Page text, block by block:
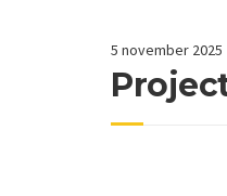
5 november 2025